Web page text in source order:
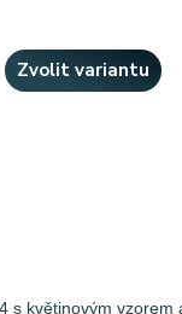
Zvolit variantu